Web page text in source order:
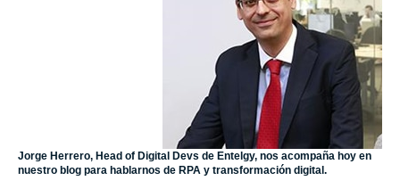
Jorge Herrero, Head of Digital Devs de Entelgy, nos acompaña hoy en
nuestro blog para hablarnos de RPA y transformación digital.